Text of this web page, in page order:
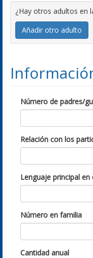
¿Hay otros adultos en
Añadir otro adulto
Número de padres/
Relación con los
Lenguaje principal en
Número en familia
Cantidad anual